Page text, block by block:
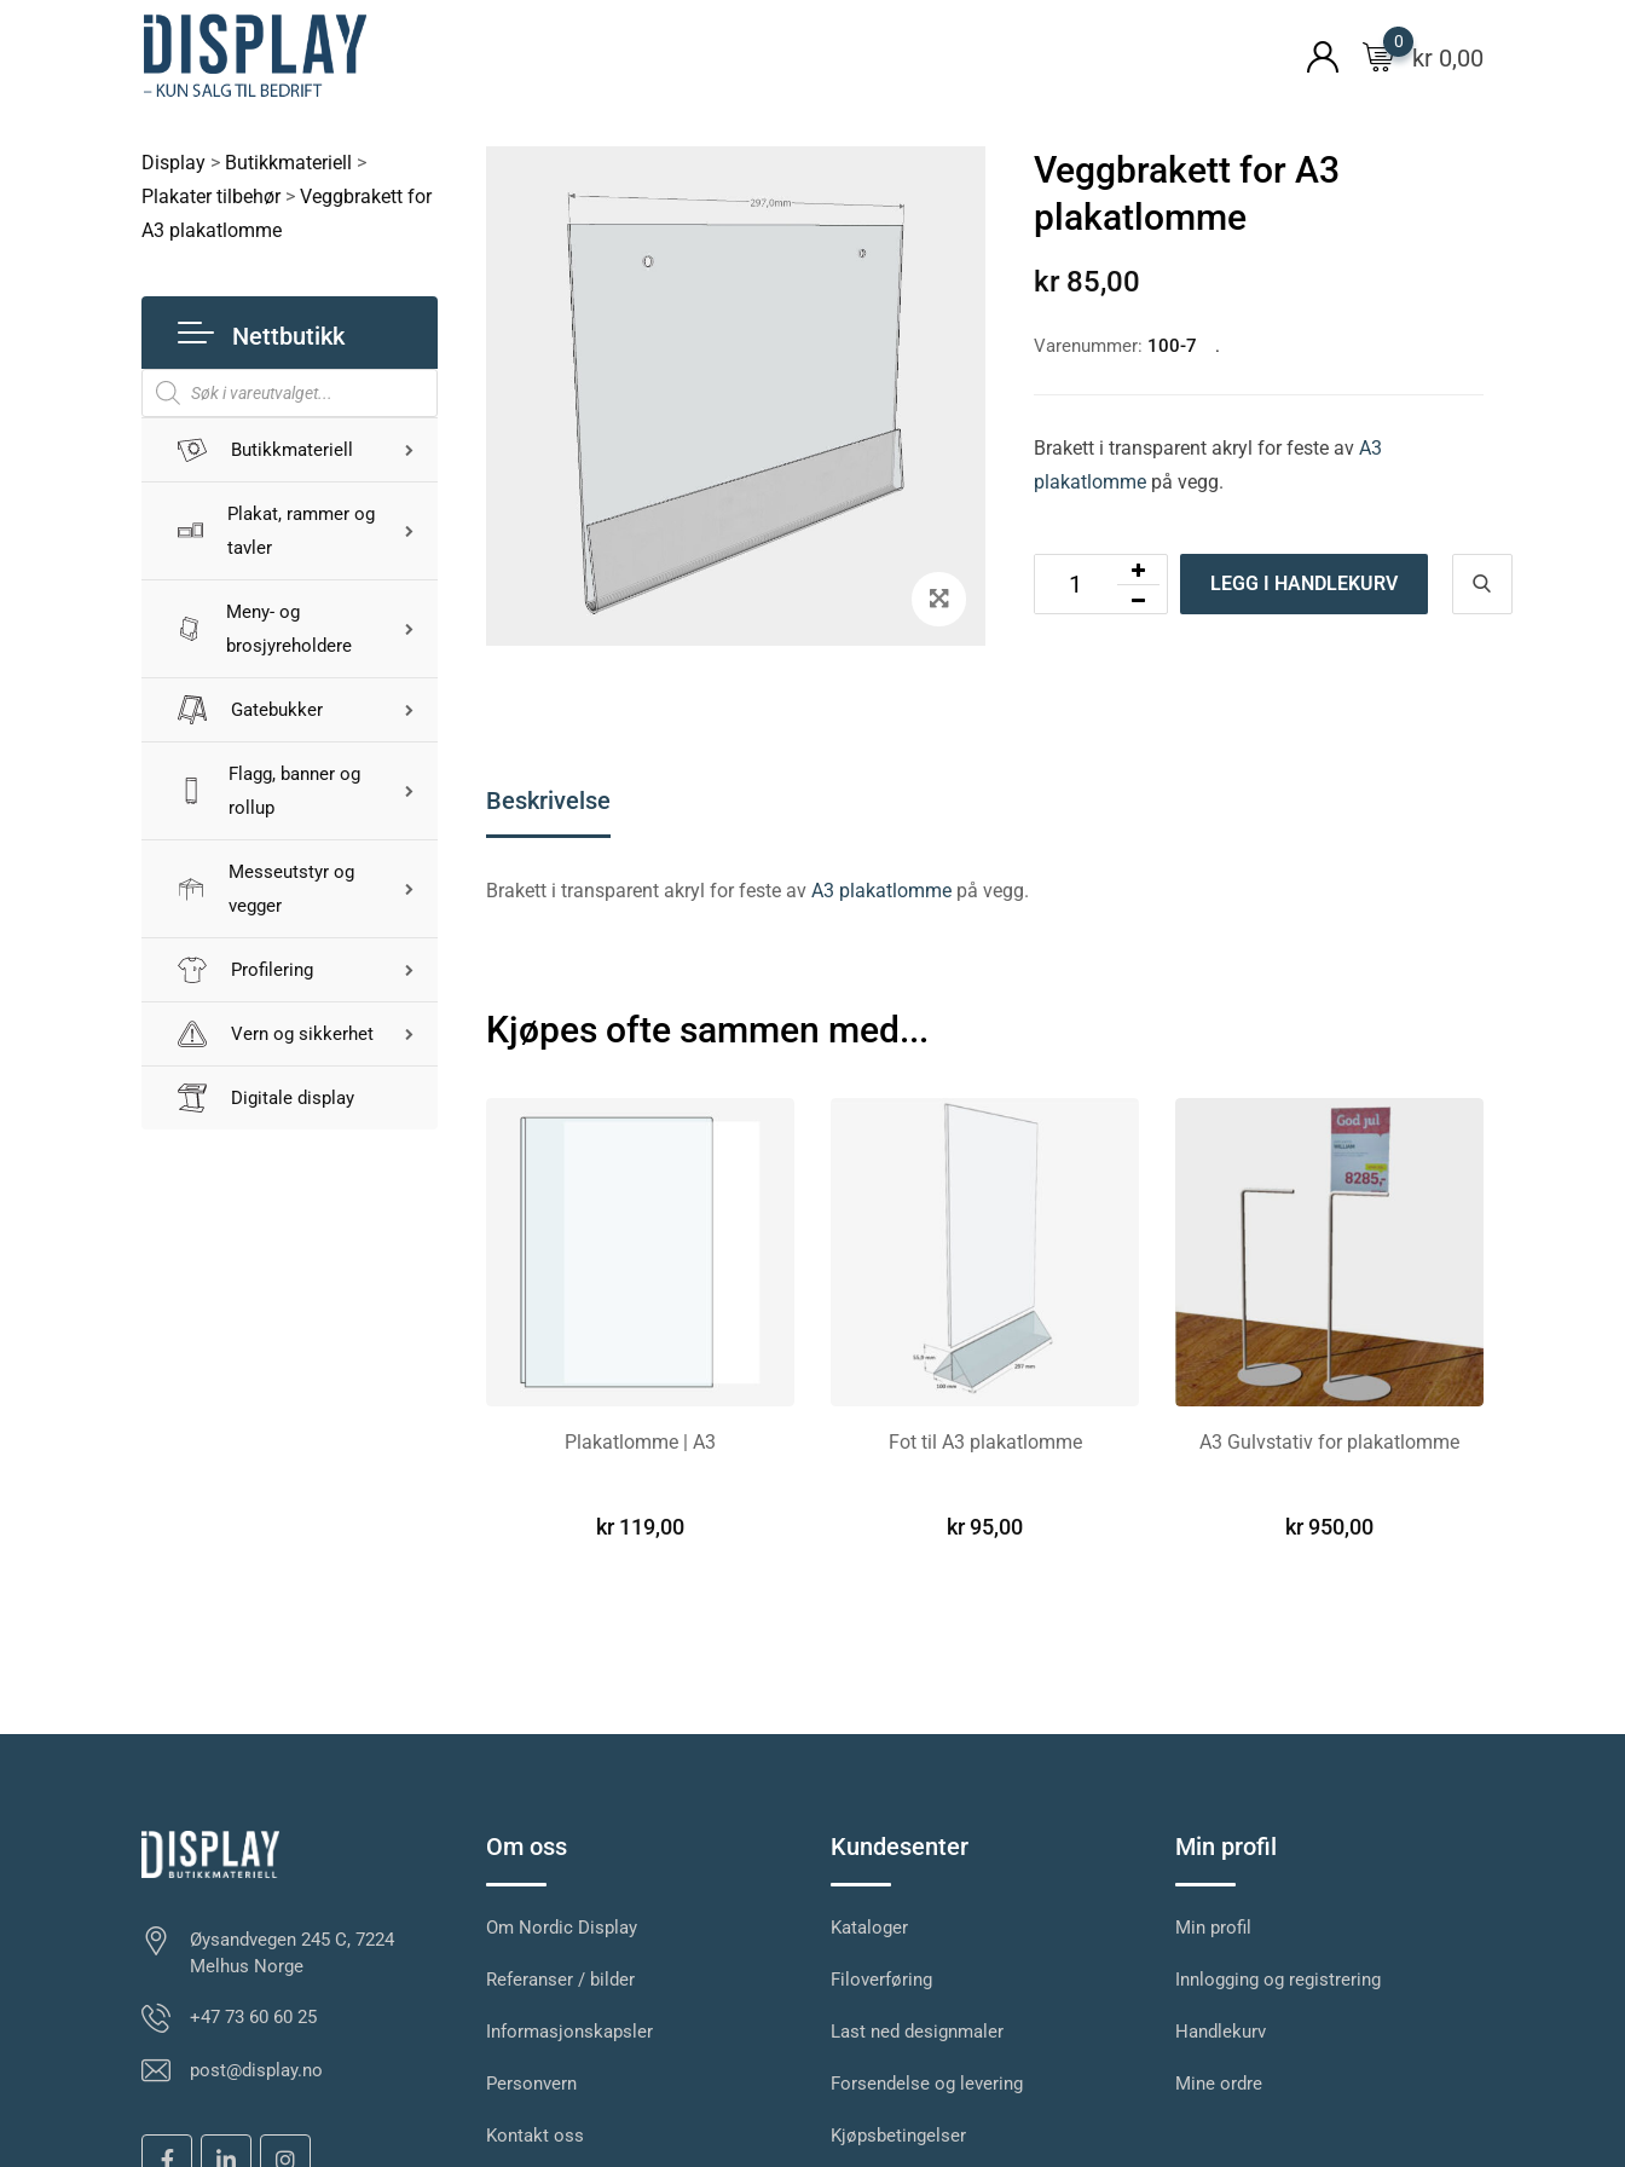
kr 0,00
0
Display > Butikkmateriell >
Plakater tilbehør> Veggbrakett for
A3 plakatlomme
Nettbutikk
Butikkmateriell
Plakat, rammer og
tavler
Meny- og
brosjyreholdere
Gatebukker
Flagg, banner og
rollup
Messeutstyr og
vegger
Profilering
Vern og sikkerhet
Digitale display
Veggbrakett for A3
plakatlomme
kr85,00
Varenummer: 100-7
Brakett i transparent akryl for feste av A3
plakatlommepå vegg.
LEGG I HANDLEKURV
Beskrivelse
Brakett i transparent akryl for feste av A3 plakatlomme på vegg.
Kjøpes ofte sammen med...
Plakatlomme | A3
kr119,00
Fot til A3 plakatlomme
kr95,00
A3 Gulvstativ for plakatlomme
kr950,00
Øysandvegen 245 C, 7224
Melhus Norge
+47 73 60 60 25
post@display.no
Om oss
Om Nordic Display
Referanser / bilder
Informasjonskapsler
Personvern
Kontakt oss
Kundesenter
Kataloger
Filoverføring
Last ned designmaler
Forsendelse og levering
Kjøpsbetingelser
Min profil
Min profil
Innlogging og registrering
Handlekurv
Mine ordre